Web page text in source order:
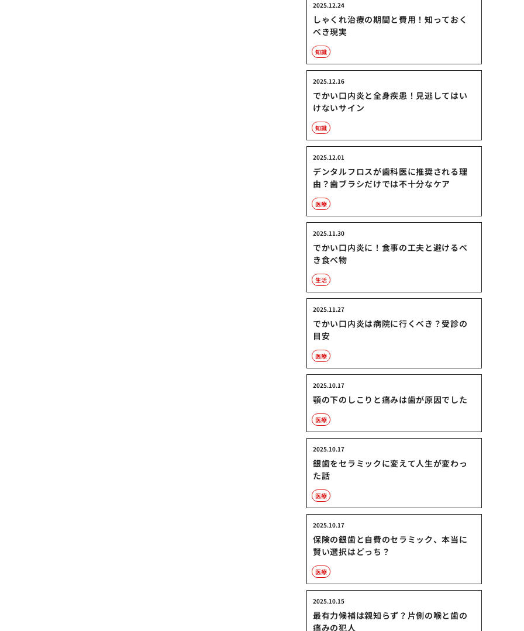
しゃくれ治療の期間と費用！知っておく
べき現実
2025.12.24
知識
でかい口内炎と全身疾患！見逃してはい
けないサイン
2025.12.16
知識
デンタルフロスが歯科医に推奨される理
由？歯ブラシだけでは不十分なケア
2025.12.01
医療
でかい口内炎に！食事の工夫と避けるべ
き食べ物
2025.11.30
生活
でかい口内炎は病院に行くべき？受診の
目安
2025.11.27
医療
顎の下のしこりと痛みは歯が原因でした
2025.10.17
医療
銀歯をセラミックに変えて人生が変わっ
た話
2025.10.17
医療
保険の銀歯と自費のセラミック、本当に
賢い選択はどっち？
2025.10.17
医療
最有力候補は親知らず？片側の喉と歯の
痛みの犯人
2025.10.15